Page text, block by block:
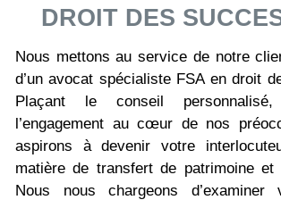
DROIT DES
Nous mettons au service de notre
d’un avocat spécialiste FSA en droit
Plaçant le conseil
l’engagement au cœur de nos
aspirons à devenir votre
matière de transfert de patrimoine et
Nous nous chargeons